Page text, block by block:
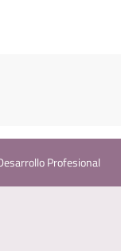
Profesional